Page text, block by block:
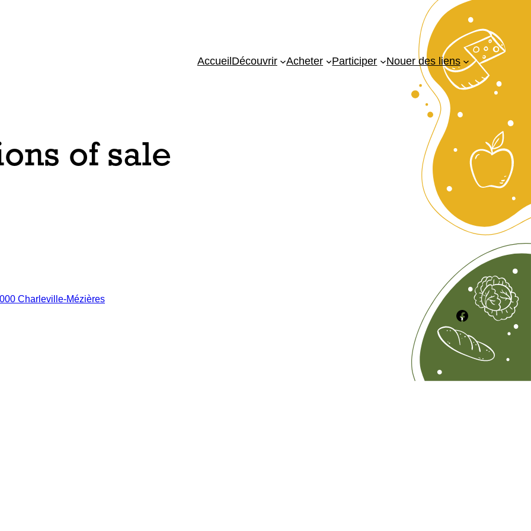
Accueil Découvrir Acheter Participer Nouer des liens
of sale
Charleville-Mézières
Ce lien vou permet d'accéder à notre page Facebook.